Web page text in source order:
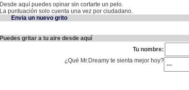
Desde aquí puedes opinar sin cortarte un pelo.
La puntuación solo cuenta una vez por ciudadano.
Envia un nuevo grito
Puedes gritar a tu aire desde aquí
Tu nombre:
¿Qué Mr.Dreamy te sienta mejor hoy?